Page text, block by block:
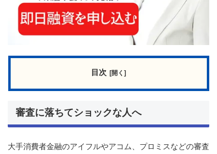
目次
審査に落ちてショックな人へ
大手消費者金融のアイフルやアコム、プロミスなどの審査